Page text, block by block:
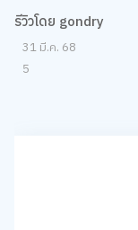
รีวิวโดย gondry
31 มี.ค. 68
5